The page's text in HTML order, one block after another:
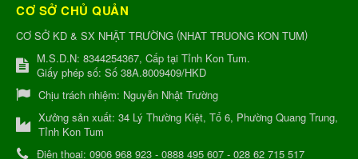
CƠ SỞ CHỦ QUẢN
CƠ SỞ KD & SX NHẬT TRƯỜNG (NHAT TRUONG KON TUM)
M.S.D.N: 8344254367, Cấp tại Tỉnh Kon Tum.
Giấy phép số: Số 38A.8009409/HKD
Chịu trách nhiệm: Nguyễn Nhật Trường
Xưởng sản xuất: 34 Lý Thường Kiệt, Tổ 6, Phường Quang Trung,
Tỉnh Kon Tum
Điện thoại: 0906 968 923 - 0888 495 607 - 028 62 715 517